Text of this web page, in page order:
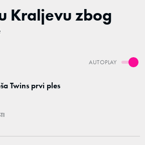
Kraljevu zbog
AUTOPLAY
Twins prvi ples